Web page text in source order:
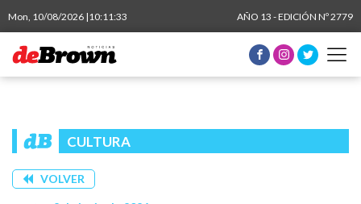
Mon, 10/08/2026 |10:11:33 AÑO 13 - EDICIÓN Nº 2779
CULTURA
VOLVER